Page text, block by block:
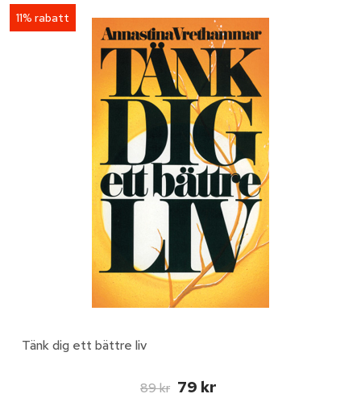
11% rabatt
Tänk dig ett bättre liv
89 kr 79 kr